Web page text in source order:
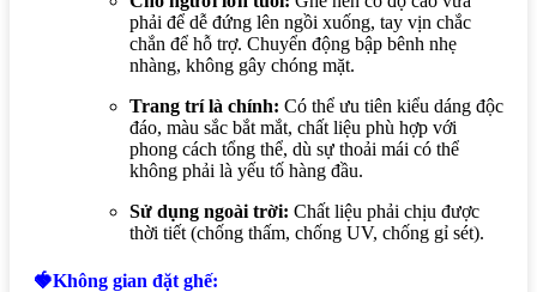
phải để dễ đứng lên ngồi xuống, tay vịn chắc
chắn để hỗ trợ. Chuyển động bập bênh nhẹ
nhàng, không gây chóng mặt.
Trang trí là chính: Có thể ưu tiên kiểu dáng độc
đáo, màu sắc bắt mắt, chất liệu phù hợp với
phong cách tổng thể, dù sự thoải mái có thể
không phải là yếu tố hàng đầu.
Sử dụng ngoài trời: Chất liệu phải chịu được
thời tiết (chống thấm, chống UV, chống gỉ sét).
🍓Không gian đặt ghế: